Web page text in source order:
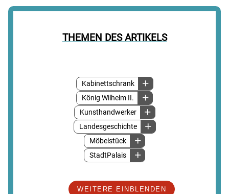
THEMEN DES ARTIKELS
Kabinettschrank
König Wilhelm II.
Kunsthandwerker
Landesgeschichte
Möbelstück
StadtPalais
WEITERE EINBLENDEN